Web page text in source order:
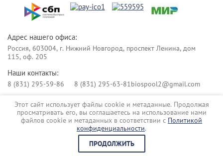
Этот сайт использует файлы cookie и метаданные. Продолжая
просматривать его, вы соглашаетесь на использование нами
файлов cookie и метаданных в соответствии с Политикой
конфиденциальности.
ПРОДОЛЖИТЬ
Адрес нашего офиса:
Россия, 603004, г. Нижний Новгород, проспект Ленина, дом
115, оф. 205
Наши контакты:
8 (831) 295-59-86 8 (831) 295-63-81biospool2@gmail.com
Copyright © 2017
Политика конфиденциальности
Сайт создан в: megagroup.ru